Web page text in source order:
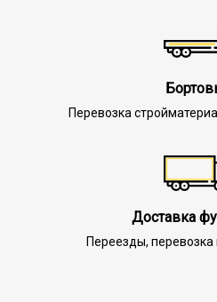
Перевозка
Доставка
Переезды,